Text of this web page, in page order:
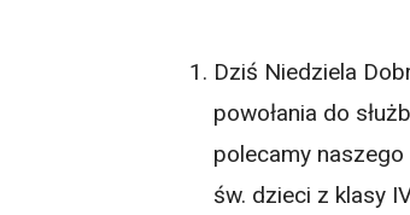
Dziś Niedziela
powołania do
polecamy
św. dzieci z klasy